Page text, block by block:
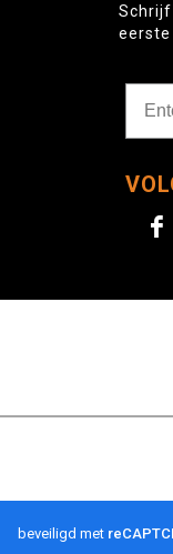
Schrijf
eerste